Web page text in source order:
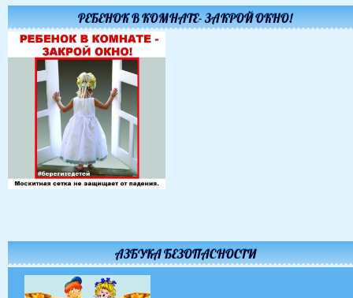
РЕБЕНОК В КОМНАТЕ- ЗАКРОЙ ОКНО!
АЗБУКА БЕЗОПАСНОСТИ